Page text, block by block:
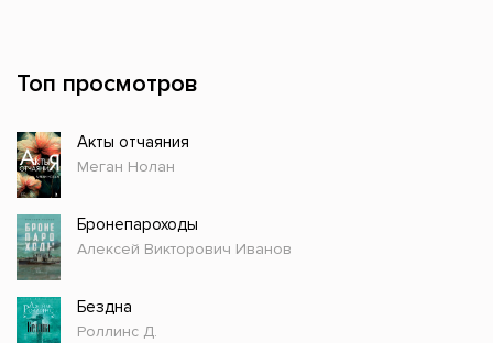
Топ просмотров
Акты отчаяния
Меган Нолан
Бронепароходы
Алексей Викторович Иванов
Бездна
Роллинс Д.